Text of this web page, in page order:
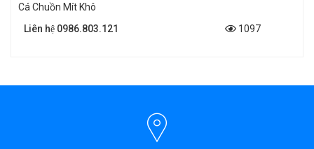
Cá Chuồn Mít Khô
Liên hệ 0986.803.121
1097